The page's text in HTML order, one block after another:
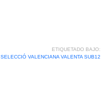
ETIQUETADO BAJO:
SELECCIÓ VALENCIANA VALENTA SUB12